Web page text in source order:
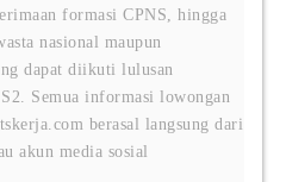
formasi CPNS, hingga
nasional maupun
dapat diikuti lulusan
Semua informasi lowongan
berasal langsung dari
akun media sosial